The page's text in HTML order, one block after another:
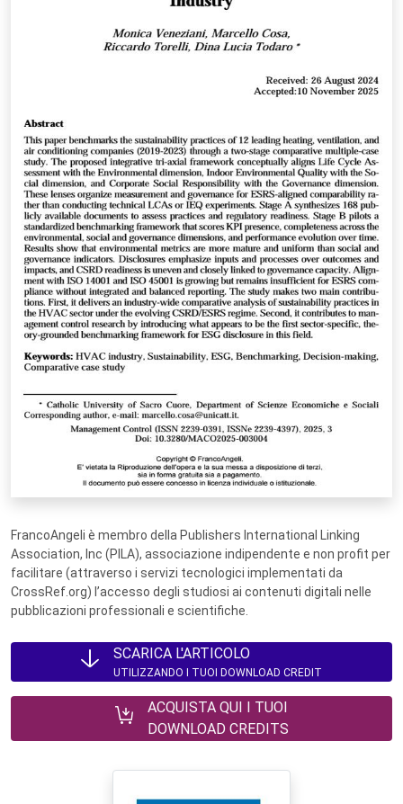
FrancoAngeli è membro della Publishers International Linking
Association, Inc (PILA), associazione indipendente e non profit per
facilitare (attraverso i servizi tecnologici implementati da
CrossRef.org) l’accesso degli studiosi ai contenuti digitali nelle
pubblicazioni professionali e scientifiche.
SCARICA L'ARTICOLO
UTILIZZANDO I TUOI DOWNLOAD CREDIT
ACQUISTA QUI I TUOI
DOWNLOAD CREDITS